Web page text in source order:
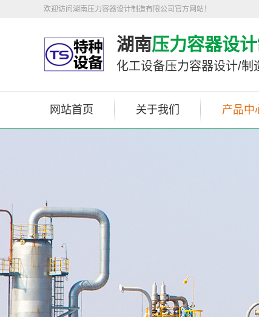
欢迎访问湖南压力容器设计制造有限公司官方网站！
湖南压力容器设
化工设备压力容器设计/
网站首页 关于我们 产品中